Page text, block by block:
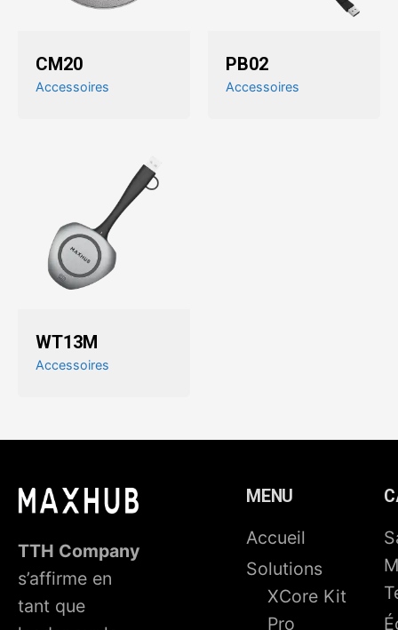
CM20
Accessoires
PB02
Accessoires
WT13M
Accessoires
TTH Company
s’affirme en
tant que
MENU
Accueil
Solutions
XCore Kit
Pro